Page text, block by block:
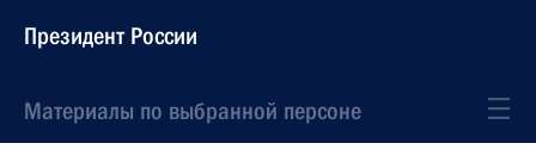
Президент России
Материалы по выбранной персоне